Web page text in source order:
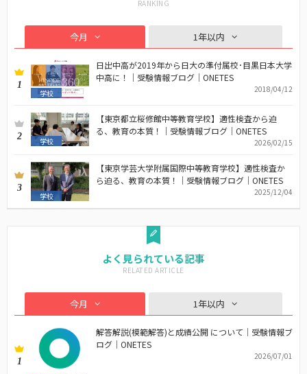
今月 1年以内
1
学校
日出中高が2019年から日大の準付属校･目黒日本大学
中高に！｜受験情報ブログ｜ONETES
2018/04/12
2 学校
【東京都立桜修館中等教育学校】適性検査から迫
る、教育の本質！｜受験情報ブログ｜ONETES
2026/02/15
3
学校
【東京学芸大学附属国際中等教育学校】適性検査か
ら迫る、教育の本質！｜受験情報ブログ｜ONETES
2025/12/04
よく見られている記事
今月 1年以内
1
解答解説(模範解答)と成績公開 について｜受験情報ブ
ログ｜ONETES
2026/07/01